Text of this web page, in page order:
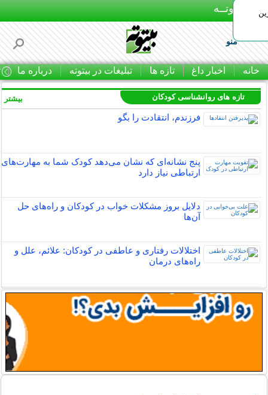
بـیتوتــه
منو
خانه اخبار داغ تازه ها تبلیغات در بیتوته درباره ما
تازه های روانشناسی کودکان
فرزندم، انتقادت را بگو
پنج نشانه‌ای که نشان می‌دهد کودک شما به مهارت‌های
ارتباطی نیاز دارد
دلایل بروز مشکلات خواب در کودکان و راه‌های حل
آن‌ها
اختلالات رفتاری و عاطفی در کودکان: علائم، علل و
راه‌های درمان
بیشتر